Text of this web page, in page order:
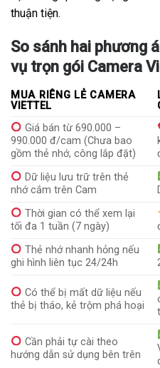
thuận tiện.
So sánh hai phương
vụ trọn gói Camera
MUA RIÊNG LẺ CAMERA
VIETTEL
Giá bán từ 690.000 –
990.000 đ/cam (Chưa bao
gồm thẻ nhớ, công lắp đặt)
Dữ liệu lưu trữ trên thẻ
nhớ cắm trên Cam
Thời gian có thể xem lại
tối đa 1 tuần (7 ngày)
Thẻ nhớ nhanh hỏng nếu
ghi hình liên tục 24/24h
Có thể bị mất dữ liệu nếu
thẻ bị tháo, kẻ trộm phá hoại
Cần phải tự cài theo
hướng dẫn sử dụng bên trên